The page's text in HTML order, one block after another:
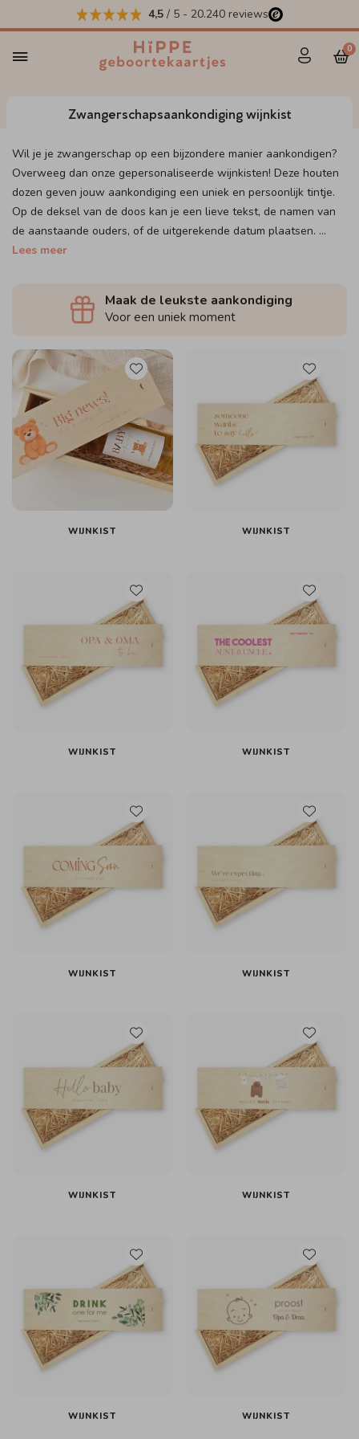
4,5 / 5 - 20.240 reviews
0
Zwangerschapsaankondiging wijnkist
Wil je je zwangerschap op een bijzondere manier aankondigen?
Overweeg dan onze gepersonaliseerde wijnkisten! Deze houten
dozen geven jouw aankondiging een uniek en persoonlijk tintje.
Op de deksel van de doos kan je een lieve tekst, de namen van
de aanstaande ouders, of de uitgerekende datum plaatsen. ...
Lees meer
Maak de leukste aankondiging
Voor een uniek moment
WIJNKIST WIJNKIST
WIJNKIST WIJNKIST
WIJNKIST WIJNKIST
WIJNKIST WIJNKIST
WIJNKIST WIJNKIST